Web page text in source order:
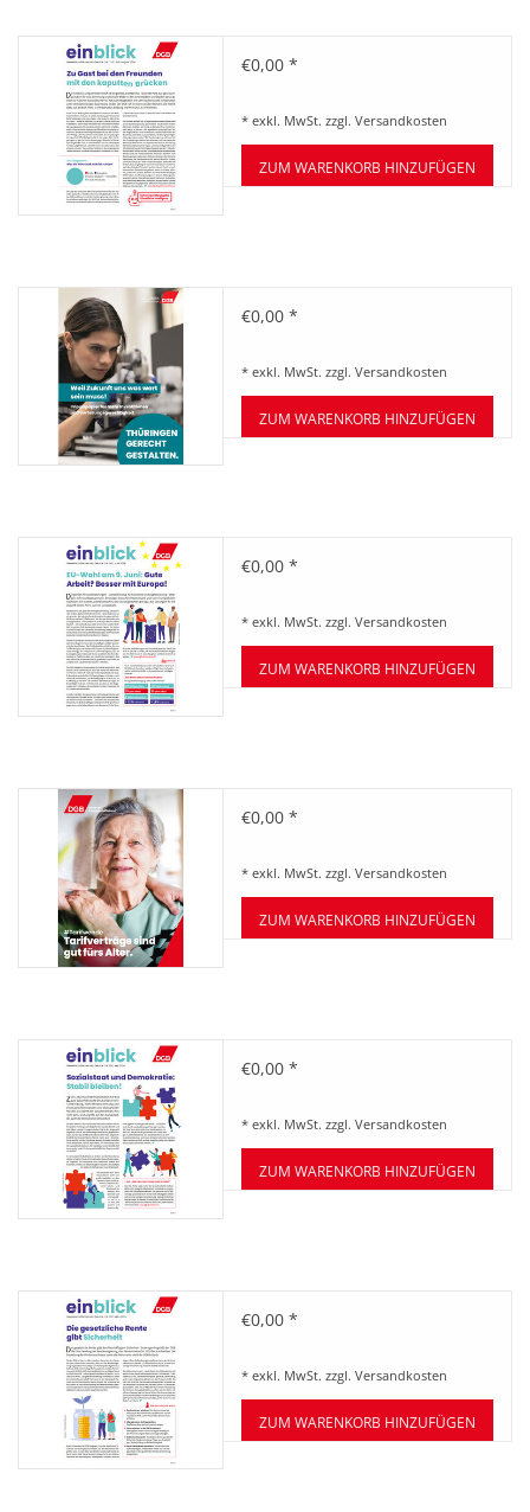
TARIFWENDE
GEWERKSCHAFTEN FÜR DEN
FRIEDEN
VEREINBARKEIT GESTALTEN
MIETENSTOPP
BETRIEBSRATSWAHL 2026
ARBEITSZEIT
Zeitung einblick Juli/August
€0,00 *
* exkl. MwSt. zzgl.Versandkosten
ZUM WARENKORB HINZUFÜGEN
Broschüre: Thüringen gerecht
€0,00 *
* exkl. MwSt. zzgl.Versandkosten
ZUM WARENKORB HINZUFÜGEN
Zeitung einblick Juni 06/2024
€0,00 *
* exkl. MwSt. zzgl.Versandkosten
ZUM WARENKORB HINZUFÜGEN
Tarifwende Flyer "Alter"
€0,00 *
* exkl. MwSt. zzgl.Versandkosten
ZUM WARENKORB HINZUFÜGEN
Zeitung einblick Mai 05/2024
€0,00 *
* exkl. MwSt. zzgl.Versandkosten
ZUM WARENKORB HINZUFÜGEN
Zeitung einblick März 03/2024
€0,00 *
* exkl. MwSt. zzgl.Versandkosten
ZUM WARENKORB HINZUFÜGEN